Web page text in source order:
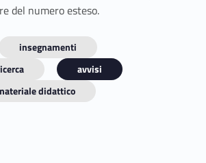
del numero esteso.
insegnamenti
avvisi
didattico